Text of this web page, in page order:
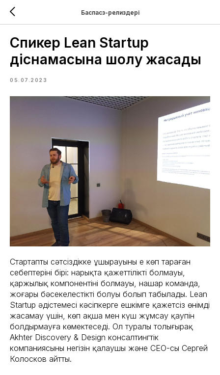
Баспасөз-релиздері
Спикер Lean Startup
әдіснамасына шолу жасады
05.07.2023
Стартаптың сәтсіздікке ұшырауының ең көп тараған
себептерінің бірі: нарықта қажеттіліктің болмауы,
қаржылық компонентінің болмауы, нашар команда,
жоғары бәсекелестіктің болуы болып табылады. Lean
Startup әдістемесі кәсіпкерге ешкімге қажетсіз өнімді
жасамау үшін, көп ақша мен күш жұмсау қаупін
болдырмауға көмектеседі. Ол туралы толығырақ
Akhter Discovery & Design консалтингтік
компаниясының негізін қалаушы және CEO-сы Сергей
Колосков айтты.